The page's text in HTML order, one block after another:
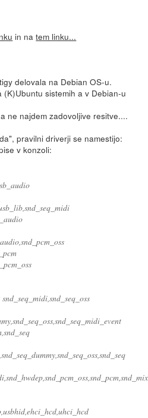
in natem linku...
delovala na Debian OS-u.
sistemih a v Debian-u
ne najdem zadovoljive resitve....
pravilni driverji se namestijo:
v konzoli: